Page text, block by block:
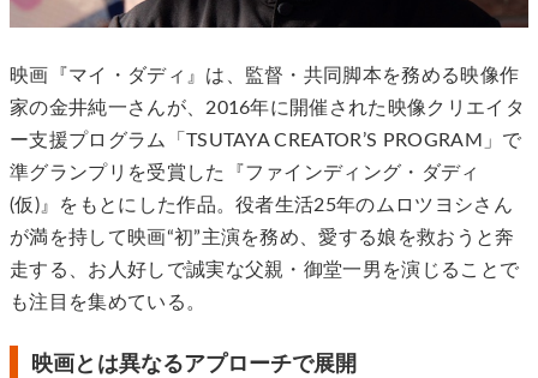
映画『マイ・ダディ』は、監督・共同脚本を務める映像作
家の金井純一さんが、2016年に開催された映像クリエイタ
ー支援プログラム「TSUTAYA CREATOR’S PROGRAM」で
準グランプリを受賞した『ファインディング・ダディ
(仮)』をもとにした作品。役者生活25年のムロツヨシさん
が満を持して映画“初”主演を務め、愛する娘を救おうと奔
走する、お人好しで誠実な父親・御堂一男を演じることで
も注目を集めている。
映画とは異なるアプローチで展開